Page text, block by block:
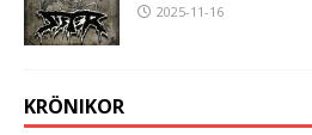
2025-11-16
KRÖNIKOR